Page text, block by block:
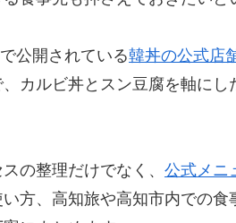
公開されている韓丼の公式店
カルビ丼とスン豆腐を軸に
の整理だけでなく、 公式メニ
い方、高知旅や高知市内での